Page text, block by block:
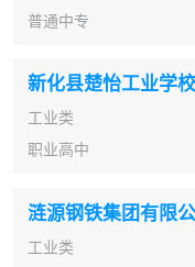
普通中专
新化县楚怡工业学校
工业类
职业高中
涟源钢铁集团有限
工业类